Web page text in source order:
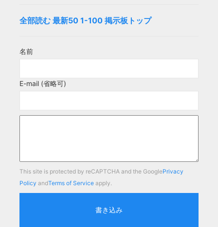
全部読む 最新50 1-100 掲示板トップ
名前
E-mail (省略可)
This site is protected by reCAPTCHA and the GooglePrivacy
Policy andTerms of Service apply.
書き込み